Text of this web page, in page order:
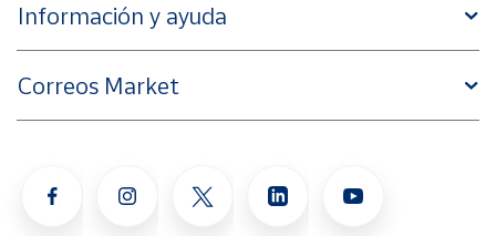
Información y ayuda
Correos Market